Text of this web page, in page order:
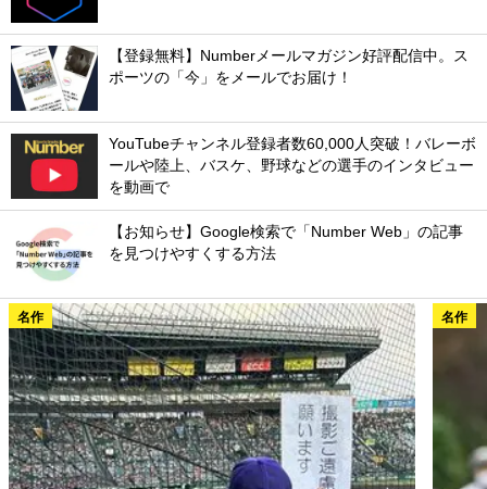
【登録無料】Numberメールマガジン好評配信中。ス
ポーツの「今」をメールでお届け！
YouTubeチャンネル登録者数60,000人突破！バレーボ
ールや陸上、バスケ、野球などの選手のインタビュー
を動画で
【お知らせ】Google検索で「Number Web」の記事
を見つけやすくする方法
名作 名作